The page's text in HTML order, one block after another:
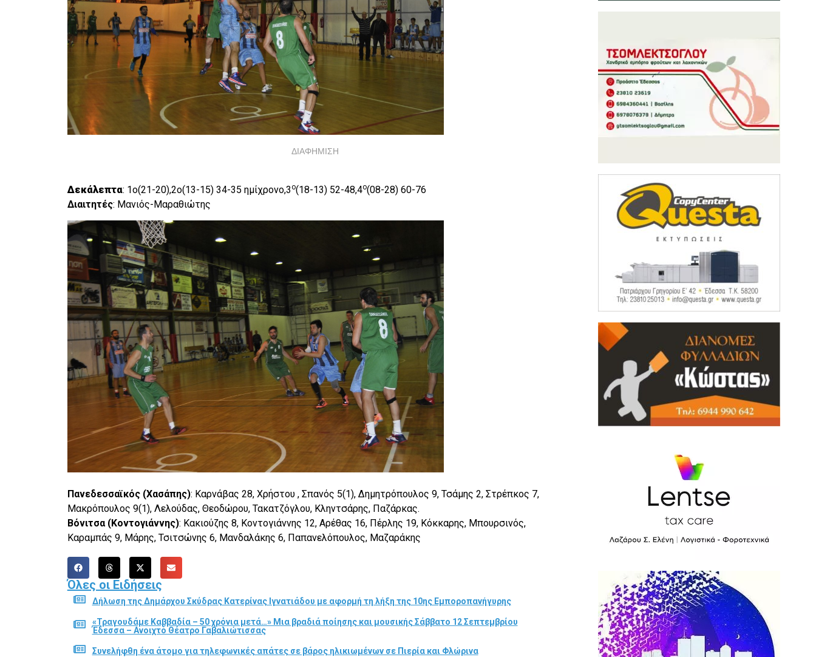
ΔΙΑΦΗΜΙΣΗ
Δεκάλεπτα: 1o(21-20),2o(13-15) 34-35 ημίχρονο,3ο(18-13) 52-48,4ο(08-28) 60-76
Διαιτητές: Μανιός-Μαραθιώτης
Πανεδεσσαϊκός (Χασάπης): Καρνάβας 28, Χρήστου , Σπανός 5(1), Δημητρόπουλος 9, Τσάμης 2, Στρέπκος 7,
Μακρόπουλος 9(1), Λελούδας, Θεοδώρου, Τακατζόγλου, Κληντσάρης, Παζάρκας.
Βόνιτσα (Κοντογιάννης): Κακιούζης 8, Κοντογιάννης 12, Αρέθας 16, Πέρλης 19, Κόκκαρης, Μπουρσινός,
Καραμπάς 9, Μάρης, Τσιτσώνης 6, Μανδαλάκης 6, Παπανελόπουλος, Μαζαράκης
Όλες οι Ειδήσεις
Δήλωση της Δημάρχου Σκύδρας Κατερίνας Ιγνατιάδου με αφορμή τη λήξη της 10ης Εμποροπανήγυρης
«Τραγουδάμε Καββαδία – 50 χρόνια μετά…» Μια βραδιά ποίησης και μουσικής Σάββατο 12 Σεπτεμβρίου
Έδεσσα – Ανοιχτό Θέατρο Γαβαλιώτισσας
Συνελήφθη ένα άτομο για τηλεφωνικές απάτες σε βάρος ηλικιωμένων σε Πιερία και Φλώρινα